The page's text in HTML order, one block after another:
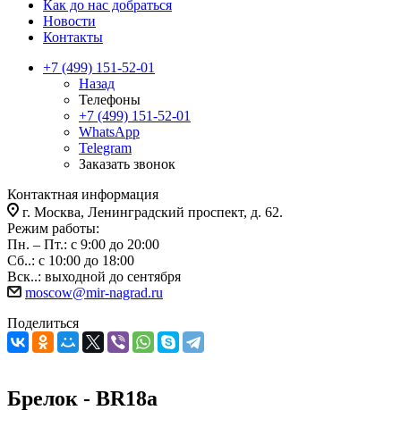
Как до нас добраться
Новости
Контакты
+7 (499) 151-52-01
Назад
Телефоны
+7 (499) 151-52-01
WhatsApp
Telegram
Заказать звонок
Контактная информация
г. Москва, Ленинградский проспект, д. 62.
Режим работы:
Пн. – Пт.: с 9:00 до 20:00
Сб..: с 10:00 до 18:00
Вск..: выходной до сентября
moscow@mir-nagrad.ru
Поделиться
Брелок - BR18a